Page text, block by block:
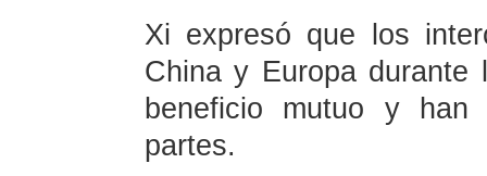
Xi expresó que los
China y Europa
beneficio mutuo y
partes.